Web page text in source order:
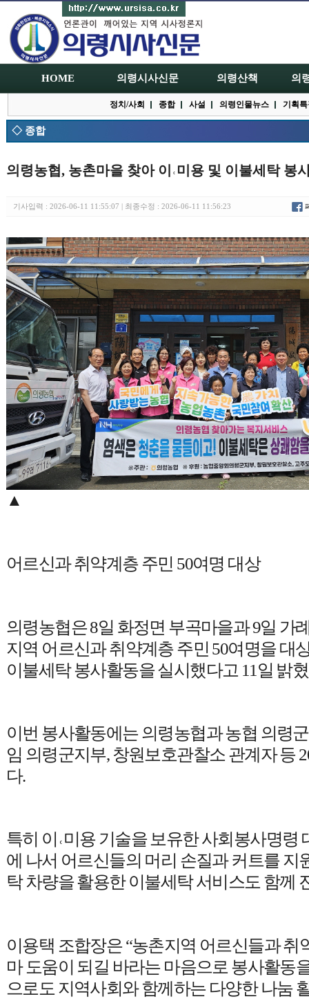
HOME 의령시사신문
정치/사회 종합 사설 의령인물뉴스 기획
의령산책 의
◇ 종합
의령농협, 농촌마을 찾아 이˓미용 및 이불세탁 봉
기사입력 : 2026-06-11 11:55:07 | 최종수정 : 2026-06-11 11:56:23
▲
어르신과 취약계층 주민 50여명 대상
의령농협은8일 화정면 부곡마을과9일 가
지역 어르신과 취약계층 주민 50여명을 대
이불세탁 봉사활동을 실시했다고 11 일 밝
이번 봉사활동에는 의령농협과 농협 의령
임 의령군지부,창원보호관찰소 관계자 등
다.
특히 이 ˓미용 기술을 보유한 사회봉사명령
에 나서 어르신들의 머리 손질과 커트를 지
탁 차량을 활용한 이불세탁 서비스도 함께
이용택 조합장은“농촌지역 어르신들과 취
마 도움이 되길 바라는 마음으로 봉사활동
으로도 지역사회와 함께하는 다양한 나눔